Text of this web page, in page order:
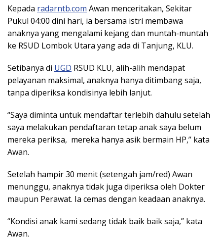
Kepada radarntb.com Awan menceritakan, Sekitar
Pukul 04:00 dini hari, ia bersama istri membawa
anaknya yang mengalami kejang dan muntah-muntah
ke RSUD Lombok Utara yang ada di Tanjung, KLU.
Setibanya di UGD RSUD KLU, alih-alih mendapat
pelayanan maksimal, anaknya hanya ditimbang saja,
tanpa diperiksa kondisinya lebih lanjut.
“Saya diminta untuk mendaftar terlebih dahulu setelah
saya melakukan pendaftaran tetap anak saya belum
mereka periksa, mereka hanya asik bermain HP,” kata
Awan.
Setelah hampir 30 menit (setengah jam/red) Awan
menunggu, anaknya tidak juga diperiksa oleh Dokter
maupun Perawat. Ia cemas dengan keadaan anaknya.
“Kondisi anak kami sedang tidak baik baik saja,” kata
Awan.